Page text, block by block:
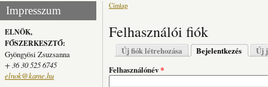
Impresszum
ELNÖK,
FŐSZERKESZTŐ:
Gyöngyösi Zsuzsanna
+ 36 30 525 6745
elnok@kame.hu
Jelenlegi hely
Címlap
Felhasználói fiók
Elsődleges fülek
Új fiók létrehozása Bejelentkezés (aktív
Új
Felhasználónév*